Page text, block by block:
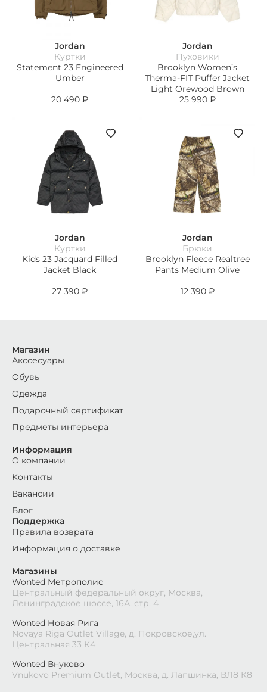
Jordan
Куртки
Statement 23 Engineered
Umber
20 490 ₽
Jordan
Пуховики
Brooklyn Women’s
Therma-FIT Puffer Jacket
Light Orewood Brown
25 990 ₽
Jordan
Куртки
Kids 23 Jacquard Filled
Jacket Black
27 390 ₽
Jordan
Брюки
Brooklyn Fleece Realtree
Pants Medium Olive
12 390 ₽
Магазины
Wonted Метрополис
Центральный федеральный округ, Москва,
Ленинградское шоссе, 16А, стр. 4
Wonted Новая Рига
Novaya Riga Outlet Village, д. Покровское,ул.
Центральная 33 К4
Wonted Внуково
Vnukovo Premium Outlet, Москва, д. Лапшинка, ВЛ8 К8
Магазин
Акссесуары
Обувь
Одежда
Подарочный сертификат
Предметы интерьера
Информация
О компании
Контакты
Вакансии
Блог
Поддержка
Правила возврата
Информация о доставке